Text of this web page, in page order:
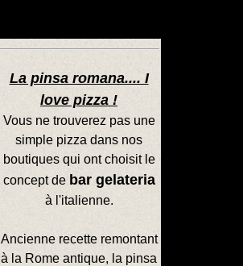
La pinsa romana.... I
love pizza !
Vous ne trouverez pas une
simple pizza dans nos
boutiques qui ont choisit le
concept de bar gelateria
à l'italienne.
Ancienne recette remontant
à la Rome antique, la pinsa